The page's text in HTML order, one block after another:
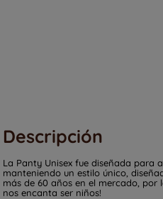
Descripción
La Panty Unisex fue diseñada para
manteniendo un estilo único,
más de 60 años en el mercado, por
nos encanta ser niños!